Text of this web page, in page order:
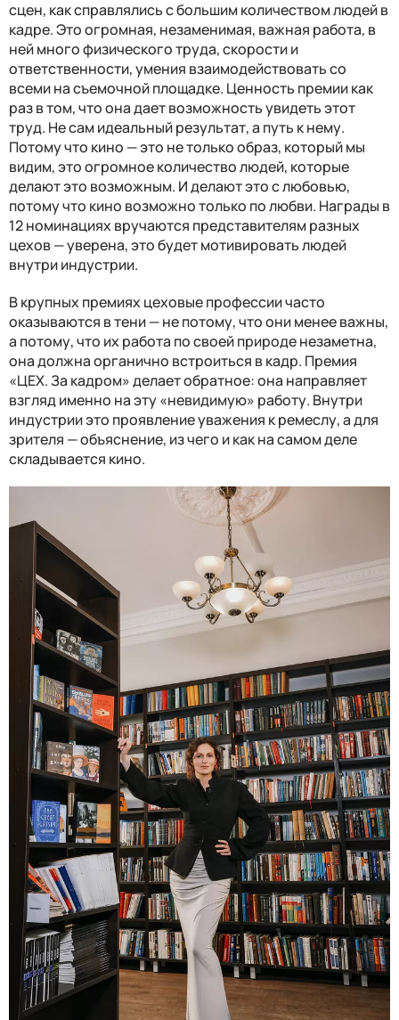
сцен, как справлялись с большим количеством людей в
кадре. Это огромная, незаменимая, важная работа, в
ней много физического труда, скорости и
ответственности, умения взаимодействовать со
всеми на съемочной площадке. Ценность премии как
раз в том, что она дает возможность увидеть этот
труд. Не сам идеальный результат, а путь к нему.
Потому что кино — это не только образ, который мы
видим, это огромное количество людей, которые
делают это возможным. И делают это с любовью,
потому что кино возможно только по любви. Награды в
12 номинациях вручаются представителям разных
цехов — уверена, это будет мотивировать людей
внутри индустрии.
В крупных премиях цеховые профессии часто
оказываются в тени — не потому, что они менее важны,
а потому, что их работа по своей природе незаметна,
она должна органично встроиться в кадр. Премия
«ЦЕХ. За кадром» делает обратное: она направляет
взгляд именно на эту «невидимую» работу. Внутри
индустрии это проявление уважения к ремеслу, а для
зрителя — объяснение, из чего и как на самом деле
складывается кино.